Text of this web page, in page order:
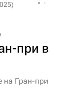
при в
на Гран-при